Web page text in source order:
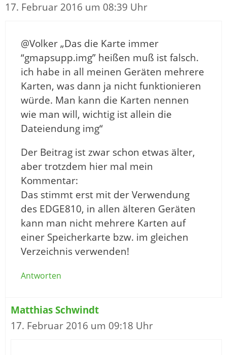
17. Februar 2016 um 08:39 Uhr
@Volker „Das die Karte immer
“gmapsupp.img” heißen muß ist falsch.
ich habe in all meinen Geräten mehrere
Karten, was dann ja nicht funktionieren
würde. Man kann die Karten nennen
wie man will, wichtig ist allein die
Dateiendung img“
Der Beitrag ist zwar schon etwas älter,
aber trotzdem hier mal mein
Kommentar:
Das stimmt erst mit der Verwendung
des EDGE810, in allen älteren Geräten
kann man nicht mehrere Karten auf
einer Speicherkarte bzw. im gleichen
Verzeichnis verwenden!
Antworten
Matthias Schwindt
17. Februar 2016 um 09:18 Uhr